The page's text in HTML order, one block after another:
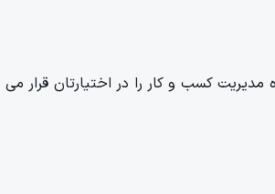
کسب و کار را در اختیارتان قرار می